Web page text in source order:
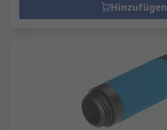
Hinzufügen